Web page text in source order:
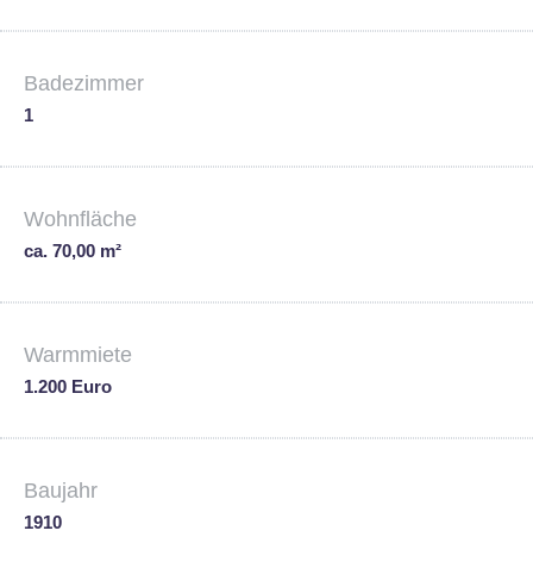
Badezimmer
1
Wohnfläche
ca. 70,00 m²
Warmmiete
1.200 Euro
Baujahr
1910